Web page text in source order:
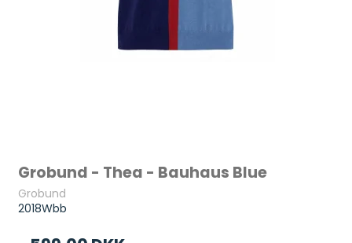
Grobund - Thea - Bauhaus Blue
Grobund
2018Wbb